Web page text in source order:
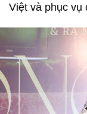
Việt và phục